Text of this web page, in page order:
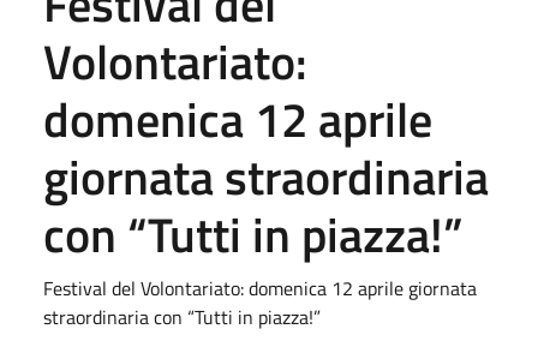
Volontariato:
domenica 12 aprile
giornata straordinaria
con “Tutti in piazza!”
Festival del Volontariato: domenica 12 aprile giornata
straordinaria con “Tutti in piazza!”